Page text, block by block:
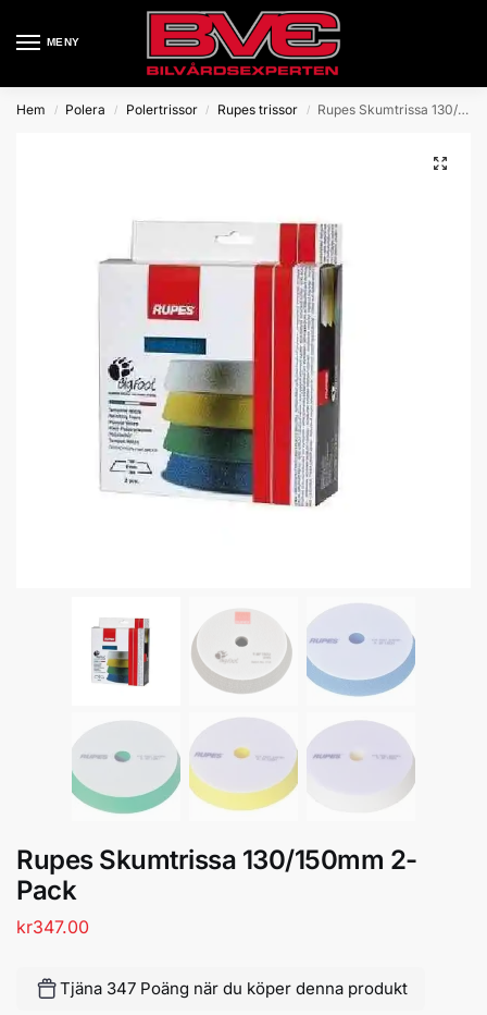
MENY
Hem / Polera / Polertrissor / Rupes trissor / Rupes Skumtrissa 130/150mm 2-Pack
Rupes Skumtrissa 130/150mm 2-
Pack
kr347.00
Tjäna 347 Poäng när du köper denna produkt